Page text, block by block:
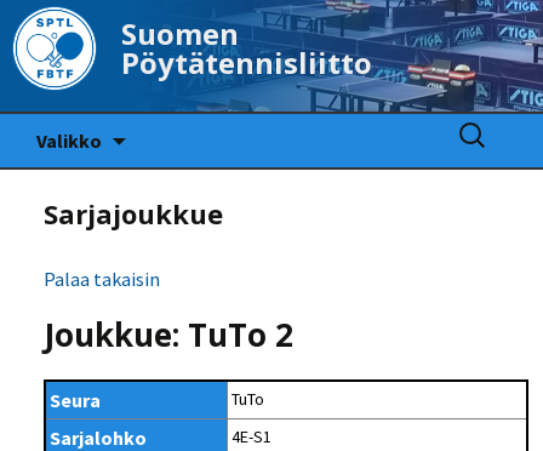
Suomen
Pöytätennisliitto
Valikko
Haku:
Sarjajoukkue
Palaa takaisin
Joukkue: TuTo 2
Seura TuTo
Sarjalohko 4E-S1